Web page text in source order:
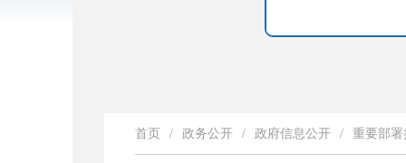
首页 / 政务公开 / 政府信息公开 / 重要部